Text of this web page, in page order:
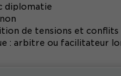
diplomatie
de tensions et conflits
: arbitre ou facilitateur